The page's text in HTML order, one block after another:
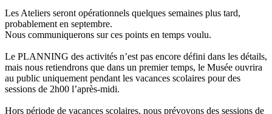
Les Ateliers seront opérationnels quelques semaines plus tard,
probablement en septembre.
Nous communiquerons sur ces points en temps voulu.
Le PLANNING des activités n’est pas encore défini dans les détails,
mais nous retiendrons que dans un premier temps, le Musée ouvrira
au public uniquement pendant les vacances scolaires pour des
sessions de 2h00 l’après-midi.
Hors période de vacances scolaires, nous prévoyons des sessions de